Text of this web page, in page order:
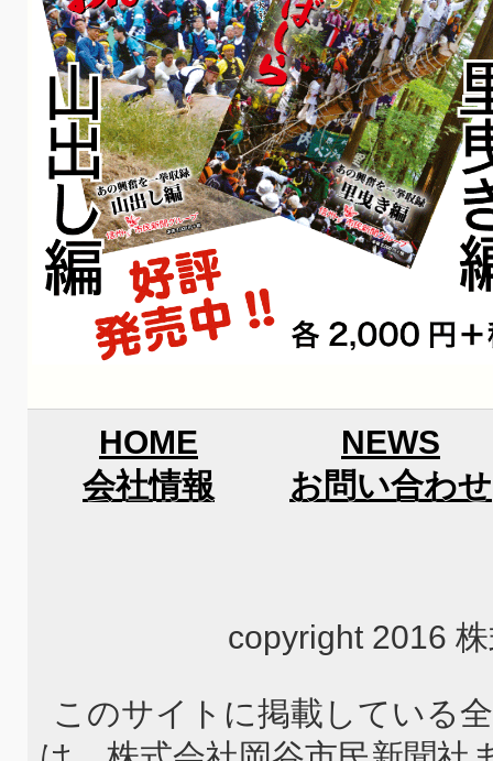
HOME
NEWS
会社情報
お問い合わせ
copyright 2016
このサイトに掲載している